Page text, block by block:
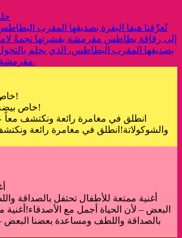
تُعرِّفنا هيفا البقرة بصديقها المقرب
إلى رقاقة بطاطس مقرمشة بقشرتها نجمةً
بصديقها المقرب البطاطس، الذي يحلم
مقرمشة بقشرتها نجمةً لامعة.
خاص بيضة عيد الفصح!
انطلق في مغامرة رائعة ونكتشف
والشوكولاتة! انطلق في مغامرة رائعة
أغنية ممتعة للأطفال تحتفل بالصداقة
البعض – لأن الحياة أجمل مع الأصدقاء!
بالصداقة واللطف ومساعدة بعضنا البعض